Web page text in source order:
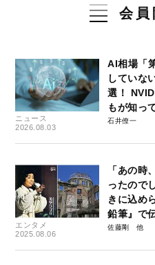
会員
ニュース
2026.08.03
AI相場「
していな
選！
もが知っ
石井僚一
エンタメ
2025.08.06
「あの時
ったので
きに込め
鉛筆』で
佐藤剛